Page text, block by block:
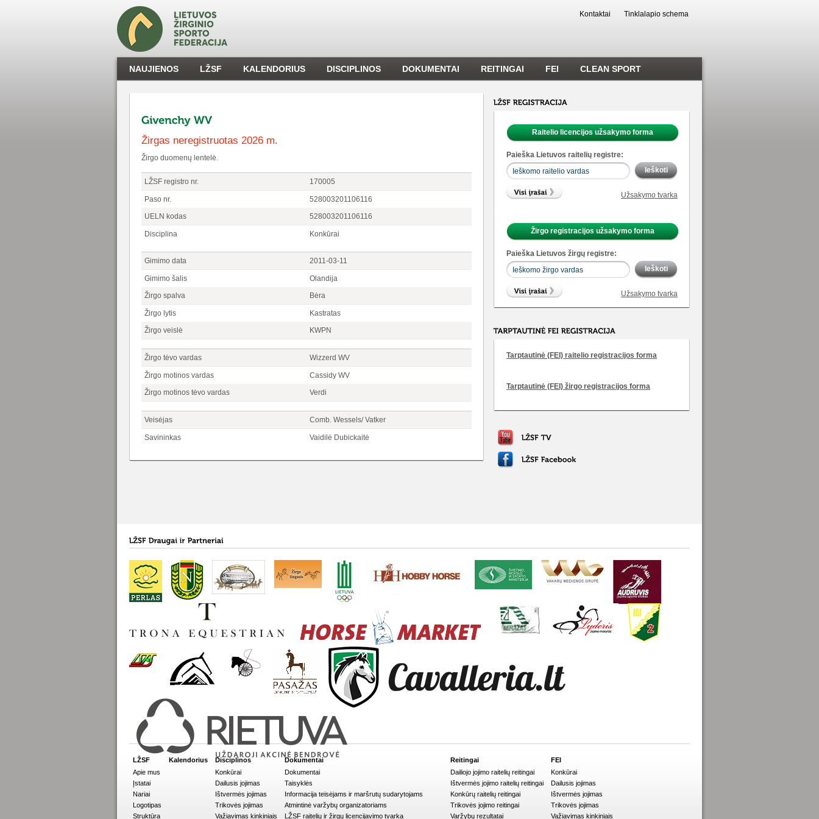
Tinklalapio schema
Kontaktai
NAUJIENOS LŽSF KALENDORIUS DISCIPLINOS DOKUMENTAI REITINGAI FEI CLEAN SPORT
Žirgas neregistruotas 2026 m.
Žirgo duomenų lentelė.
LŽSF registro nr. 170005
Paso nr.
528003201106116
UELN kodas
528003201106116
Disciplina Konkūrai
Gimimo data 2011-03-11
Gimimo šalis
Olandija
Žirgo spalva
Bėra
Žirgo lytis
Kastratas
Žirgo veislė
KWPN
Žirgo tėvo vardas Wizzerd WV
Žirgo motinos vardas
Cassidy WV
Žirgo motinos tėvo vardas
Verdi
Veisėjas Comb. Wessels/ Vatker
Savininkas Vaidilė Dubickaitė
Raitelio licencijos užsakymo forma
Paieška Lietuvos raitelių registre:
Užsakymo tvarka
Žirgo registracijos užsakymo forma
Paieška Lietuvos žirgų registre:
Užsakymo tvarka
Tarptautinė (FEI) raitelio registracijos forma
Tarptautinė (FEI) žirgo registracijos forma
LŽSF
Apie mus
Įstatai
Nariai
Logotipas
Struktūra
Kalendorius
Disciplinos
Konkūrai
Dailusis jojimas
Ištvermės jojimas
Trikovės jojimas
Važiavimas kinkiniais
Dokumentai
Dokumentai
Taisyklės
Informacija teisėjams ir maršrutų sudarytojams
Atmintinė varžybų organizatoriams
LŽSF raitelių ir žirgų licencijavimo tvarka
Reitingai
Dailiojo jojimo raitelių reitingai
Ištvermės jojimo raitelių reitingai
Konkūrų raitelių reitingai
Trikovės jojimo reitingai
Varžybų rezultatai
FEI
Konkūrai
Dailusis jojimas
Ištvermės jojimas
Trikovės jojimas
Važiavimas kinkiniais